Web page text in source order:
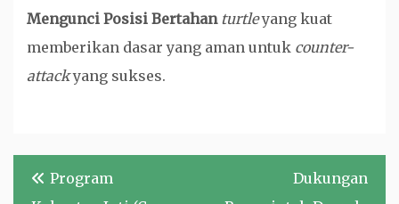
Mengunci Posisi Bertahan turtleyang kuat
memberikan dasar yang aman untuk counter-
attackyang sukses.
Navigasi
Program
Dukungan